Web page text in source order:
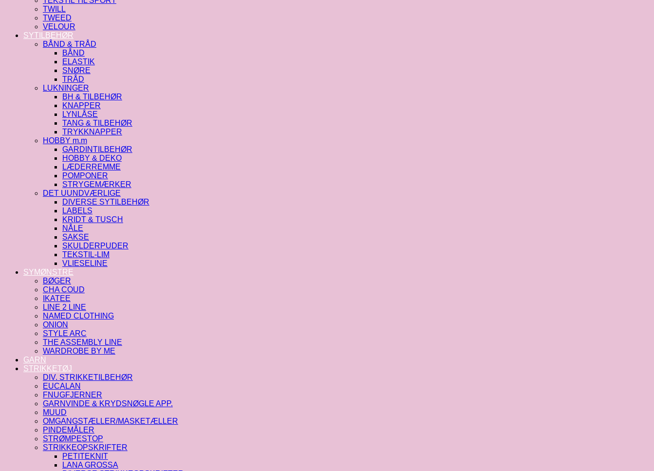
TWILL
TWEED
VELOUR
SYTILBEHØR
BÅND & TRÅD
BÅND
ELASTIK
SNØRE
TRÅD
LUKNINGER
BH & TILBEHØR
KNAPPER
LYNLÅSE
TANG & TILBEHØR
TRYKKNAPPER
HOBBY m.m
GARDINTILBEHØR
HOBBY & DEKO
LÆDERREMME
POMPONER
STRYGEMÆRKER
DET UUNDVÆRLIGE
DIVERSE SYTILBEHØR
LABELS
KRIDT & TUSCH
NÅLE
SAKSE
SKULDERPUDER
TEKSTIL-LIM
VLIESELINE
SYMØNSTRE
BØGER
CHA COUD
IKATEE
LINE 2 LINE
NAMED CLOTHING
ONION
STYLE ARC
THE ASSEMBLY LINE
WARDROBE BY ME
GARN
STRIKKETØJ
DIV. STRIKKETILBEHØR
EUCALAN
FNUGFJERNER
GARNVINDE & KRYDSNØGLE APP.
MUUD
OMGANGSTÆLLER/MASKETÆLLER
PINDEMÅLER
STRØMPESTOP
STRIKKEOPSKRIFTER
PETITEKNIT
LANA GROSSA